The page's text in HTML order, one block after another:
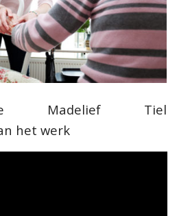
Madelief Tiel
het werk